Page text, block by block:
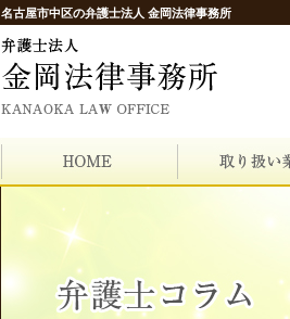
名古屋市中区の弁護士法人 金岡法律事務所